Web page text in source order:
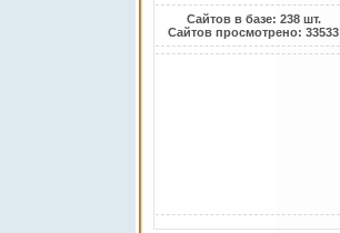
Сайтов в базе: 238 шт.
Сайтов просмотрено: 33533